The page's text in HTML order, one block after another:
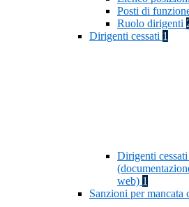
Posti di
Ruolo dirigenti
Dirigenti cessati 1
Dirigenti
web) 1
Sanzioni per mancata